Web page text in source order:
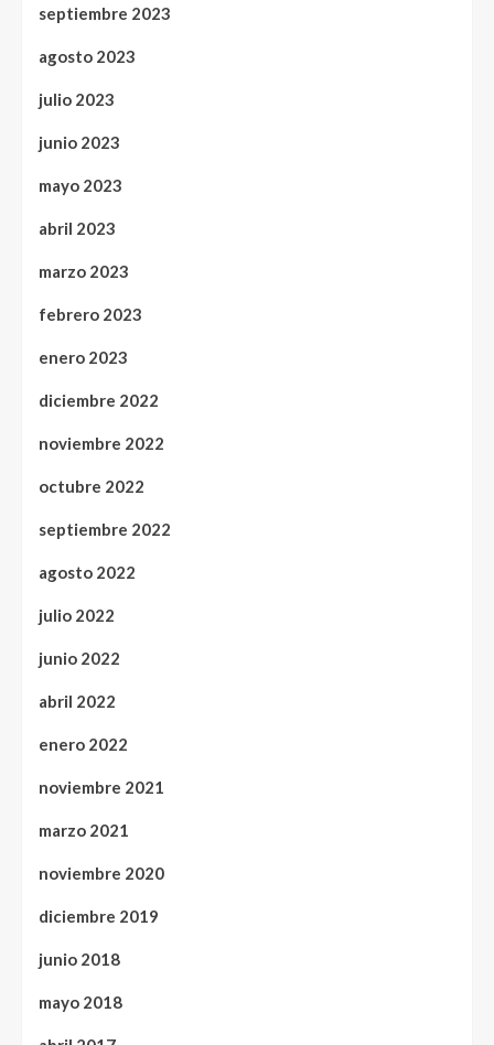
septiembre 2023
agosto 2023
julio 2023
junio 2023
mayo 2023
abril 2023
marzo 2023
febrero 2023
enero 2023
diciembre 2022
noviembre 2022
octubre 2022
septiembre 2022
agosto 2022
julio 2022
junio 2022
abril 2022
enero 2022
noviembre 2021
marzo 2021
noviembre 2020
diciembre 2019
junio 2018
mayo 2018